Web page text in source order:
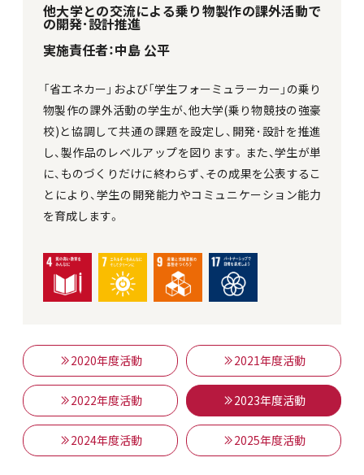
他大学との交流による乗り物製作の課外活動で
の開発･設計推進
実施責任者：中島 公平
「省エネカー」および「学生フォーミュラーカー」の乗り
物製作の課外活動の学生が、他大学(乗り物競技の強豪
校)と協調して共通の課題を設定し、開発･設計を推進
し、製作品のレベルアップを図ります。また、学生が単
に、ものづくりだけに終わらず、その成果を公表するこ
とにより、学生の開発能力やコミュニケーション能力
を育成します。
2020年度活動 2021年度活動
2022年度活動 2023年度活動
2024年度活動 2025年度活動